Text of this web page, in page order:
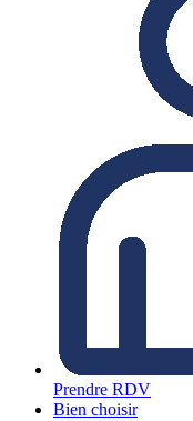
Prendre RDV
Bien choisir